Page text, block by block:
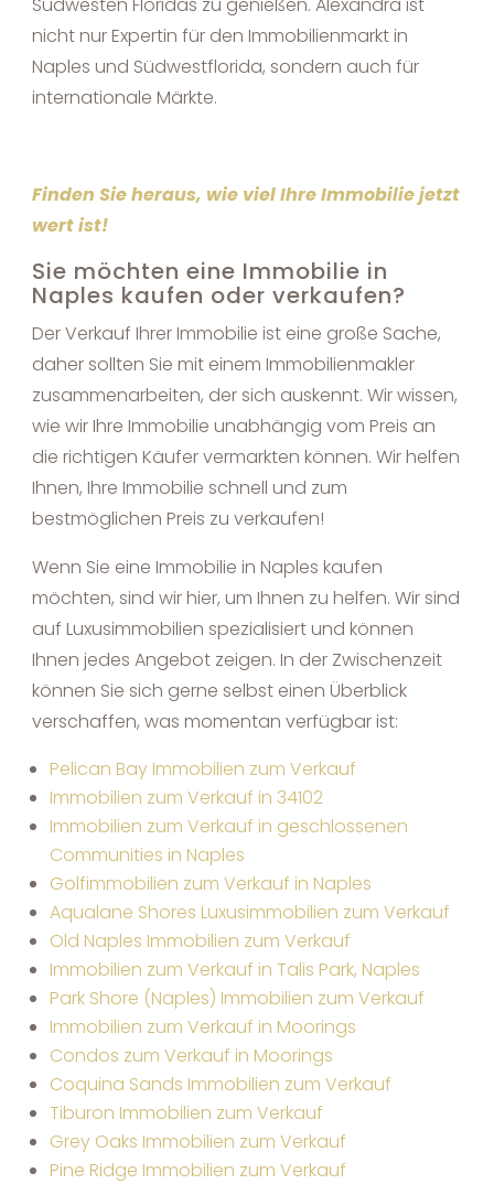
nicht nur Expertin für den Immobilienmarkt in
Naples und Südwestflorida, sondern auch für
internationale Märkte.
Finden Sie heraus, wie viel Ihre Immobilie jetzt
wert ist!
Sie möchten eine Immobilie in
Naples kaufen oder verkaufen?
Der Verkauf Ihrer Immobilie ist eine große Sache,
daher sollten Sie mit einem Immobilienmakler
zusammenarbeiten, der sich auskennt. Wir wissen,
wie wir Ihre Immobilie unabhängig vom Preis an
die richtigen Käufer vermarkten können. Wir helfen
Ihnen, Ihre Immobilie schnell und zum
bestmöglichen Preis zu verkaufen!
Wenn Sie eine Immobilie in Naples kaufen
möchten, sind wir hier, um Ihnen zu helfen. Wir sind
auf Luxusimmobilien spezialisiert und können
Ihnen jedes Angebot zeigen. In der Zwischenzeit
können Sie sich gerne selbst einen Überblick
verschaffen, was momentan verfügbar ist:
Pelican Bay Immobilien zum Verkauf
Immobilien zum Verkauf in 34102
Immobilien zum Verkauf in geschlossenen
Communities in Naples
Golfimmobilien zum Verkauf in Naples
Aqualane Shores Luxusimmobilien zum Verkauf
Old Naples Immobilien zum Verkauf
Immobilien zum Verkauf in Talis Park, Naples
Park Shore (Naples) Immobilien zum Verkauf
Immobilien zum Verkauf in Moorings
Condos zum Verkauf in Moorings
Coquina Sands Immobilien zum Verkauf
Tiburon Immobilien zum Verkauf
Grey Oaks Immobilien zum Verkauf
Pine Ridge Immobilien zum Verkauf